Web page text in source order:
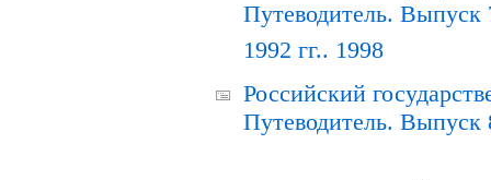
Путеводитель.
1992 гг.. 1998
Российский
Путеводитель. Выпуск